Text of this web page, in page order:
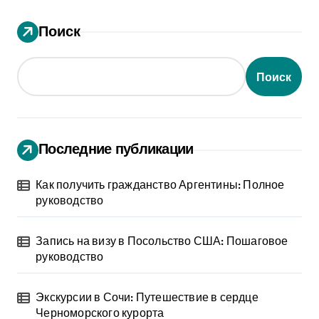
Поиск
Поиск
Последние публикации
Как получить гражданство Аргентины: Полное
руководство
Запись на визу в Посольство США: Пошаговое
руководство
Экскурсии в Сочи: Путешествие в сердце
Черноморского курорта